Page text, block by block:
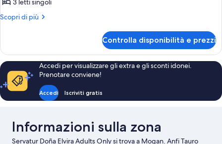
Appartamento
Premium,
da
letto,
balcone
(4
adults)
3 letti singoli
Scopri di più
Altri
Premium,
2
camere
letto,
balcone
Controlla disponibilità e prezzi
Accedi per visualizzare gli extra e gli sconti idonei.
Prenotare conviene!
Accedi Iscriviti gratis
Informazioni sulla zona
Servatur Doña Elvira Adults Only si trova a Mogan. Anfi Tauro